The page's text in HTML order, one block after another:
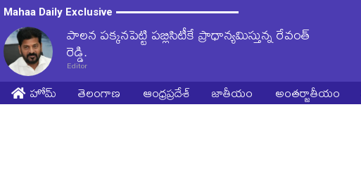
Mahaa Daily Exclusive
పాలన పక్కనపెట్టి పబ్లిసిటీకే ప్రాధాన్యమిస్తున్న రేవంత్
రెడ్డి.
Editor
హోమ్ తెలంగాణ ఆంధ్రప్రదేశ్ జాతీయం అంతర్జాతీయం